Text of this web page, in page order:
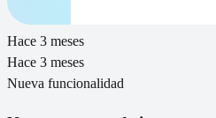
Hace 3 meses
Hace 3 meses
Nueva funcionalidad